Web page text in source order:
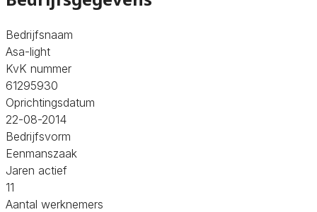
Bedrijfsnaam
Asa-light
KvK nummer
61295930
Oprichtingsdatum
22-08-2014
Bedrijfsvorm
Eenmanszaak
Jaren actief
11
Aantal werknemers